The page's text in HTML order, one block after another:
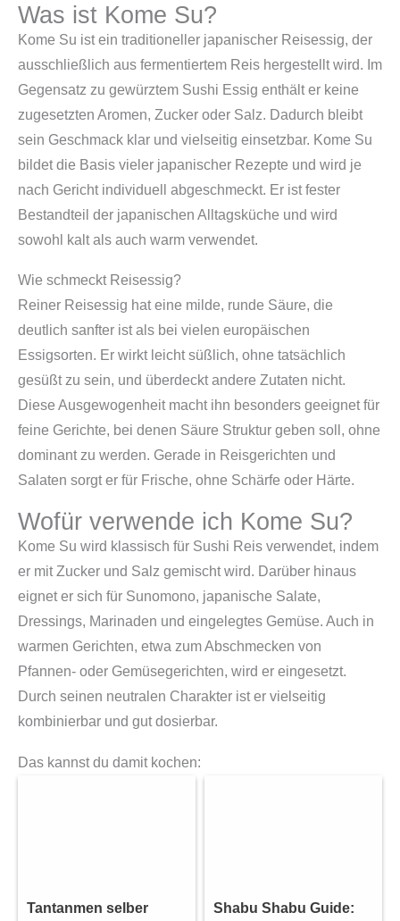
Was ist Kome Su?
Kome Su ist ein traditioneller japanischer Reisessig, der
ausschließlich aus fermentiertem Reis hergestellt wird. Im
Gegensatz zu gewürztem Sushi Essig enthält er keine
zugesetzten Aromen, Zucker oder Salz. Dadurch bleibt
sein Geschmack klar und vielseitig einsetzbar. Kome Su
bildet die Basis vieler japanischer Rezepte und wird je
nach Gericht individuell abgeschmeckt. Er ist fester
Bestandteil der japanischen Alltagsküche und wird
sowohl kalt als auch warm verwendet.
Wie schmeckt Reisessig?
Reiner Reisessig hat eine milde, runde Säure, die
deutlich sanfter ist als bei vielen europäischen
Essigsorten. Er wirkt leicht süßlich, ohne tatsächlich
gesüßt zu sein, und überdeckt andere Zutaten nicht.
Diese Ausgewogenheit macht ihn besonders geeignet für
feine Gerichte, bei denen Säure Struktur geben soll, ohne
dominant zu werden. Gerade in Reisgerichten und
Salaten sorgt er für Frische, ohne Schärfe oder Härte.
Wofür verwende ich Kome Su?
Kome Su wird klassisch für Sushi Reis verwendet, indem
er mit Zucker und Salz gemischt wird. Darüber hinaus
eignet er sich für Sunomono, japanische Salate,
Dressings, Marinaden und eingelegtes Gemüse. Auch in
warmen Gerichten, etwa zum Abschmecken von
Pfannen- oder Gemüsegerichten, wird er eingesetzt.
Durch seinen neutralen Charakter ist er vielseitig
kombinierbar und gut dosierbar.
Das kannst du damit kochen:
Tantanmen selber
Shabu Shabu Guide: